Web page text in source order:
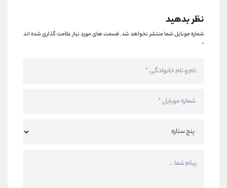
نظر بدهید
شماره موبایل شما منتشر نخواهد شد.قسمت های مورد نیاز علامت گذاری شده اند
*